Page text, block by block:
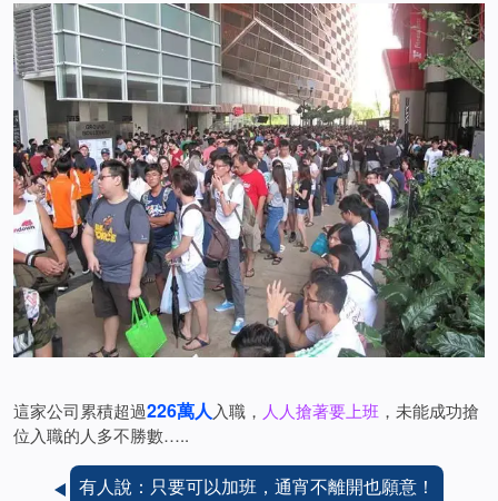
這家公司累積超過226萬人入職， 人人搶著要上班 ，未能成功搶
位入職的人多不勝數…..
有人說：只要可以加班，通宵不離開也願意！